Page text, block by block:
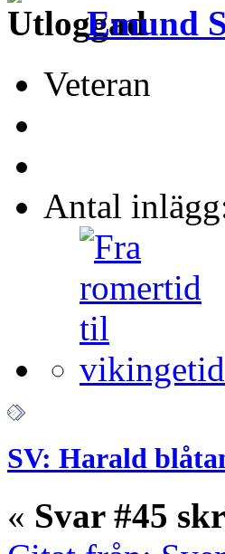
Emund
Veteran
Antal
SV: Harald
« Svar #45